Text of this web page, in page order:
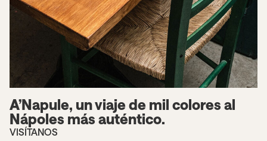
A’Napule, un viaje de mil colores al
Nápoles más auténtico.
VISÍTANOS